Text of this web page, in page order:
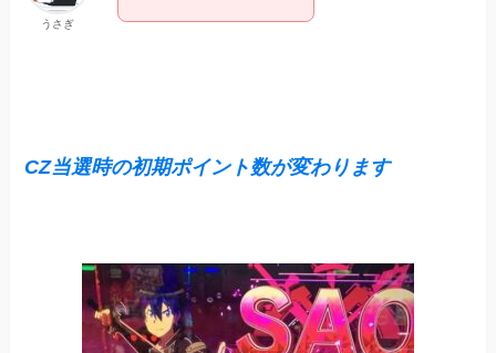
うさぎ
CZ当選時の初期ポイント数が変わります